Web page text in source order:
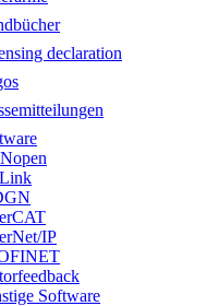
declaration
IP
Software